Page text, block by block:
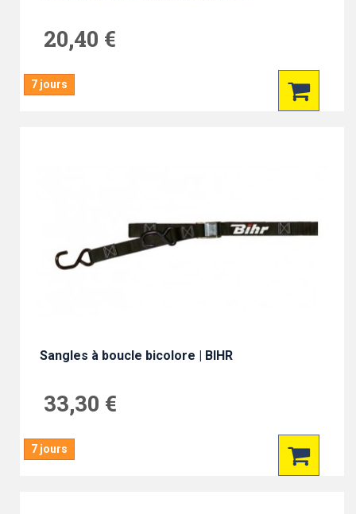
20,40 €
7 jours
Sangles à boucle bicolore | BIHR
33,30 €
7 jours